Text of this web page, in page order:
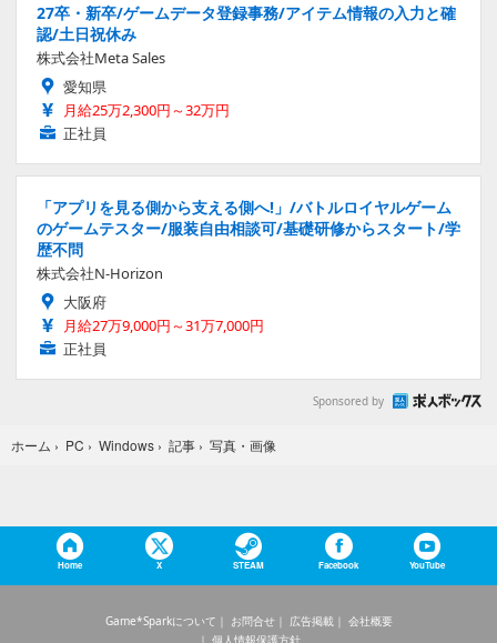
27卒・新卒/ゲームデータ登録事務/アイテム情報の入力と確
認/土日祝休み
株式会社Meta Sales
愛知県
月給25万2,300円～32万円
正社員
「アプリを見る側から支える側へ!」/バトルロイヤルゲーム
のゲームテスター/服装自由相談可/基礎研修からスタート/学
歴不問
株式会社N-Horizon
大阪府
月給27万9,000円～31万7,000円
正社員
Sponsored by
ホーム › PC › Windows › 記事 › 写真・画像
Home X STEAM Facebook YouTube
Game*Sparkについて お問合せ 広告掲載
会社概要
個人情報保護方針